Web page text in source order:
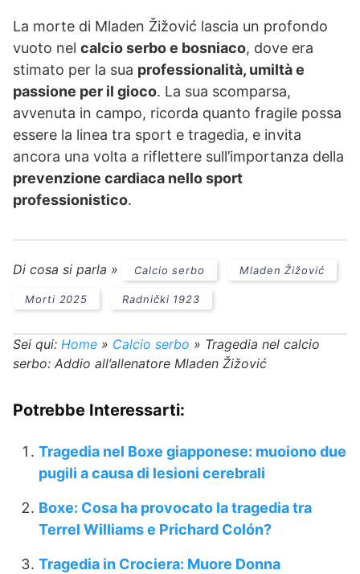
La morte di Mladen Žižović lascia un profondo
vuoto nel calcio serbo e bosniaco, dove era
stimato per la sua professionalità, umiltà e
passione per il gioco. La sua scomparsa,
avvenuta in campo, ricorda quanto fragile possa
essere la linea tra sport e tragedia, e invita
ancora una volta a riflettere sull’importanza della
prevenzione cardiaca nello sport
professionistico.
Di cosa si parla » Calcio serbo Mladen Žižović
Morti 2025 Radnički 1923
Sei qui: Home » Calcio serbo » Tragedia nel calcio
serbo: Addio all’allenatore Mladen Žižović
Potrebbe Interessarti:
Tragedia nel Boxe giapponese: muoiono due
pugili a causa di lesioni cerebrali
Boxe: Cosa ha provocato la tragedia tra
Terrel Williams e Prichard Colón?
Tragedia in Crociera: Muore Donna